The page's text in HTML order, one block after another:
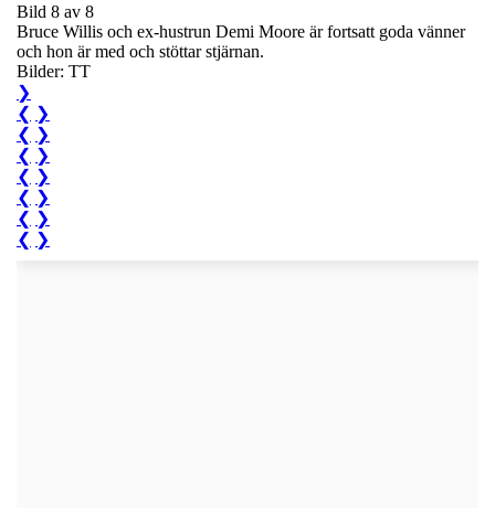
Bild 8 av 8
Bruce Willis och ex-hustrun Demi Moore är fortsatt goda vänner
och hon är med och stöttar stjärnan.
Bilder: TT
❯
❮ ❯
❮ ❯
❮ ❯
❮ ❯
❮ ❯
❮ ❯
❮ ❯